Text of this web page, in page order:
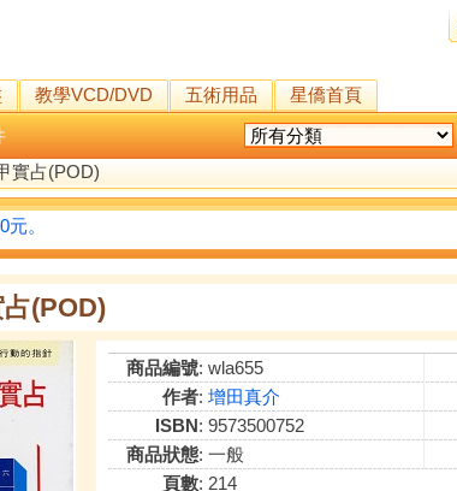
教學VCD/DVD 五術用品
星僑首頁
實占(POD)
。
(POD)
商品編號: wla655
作者: 增田真介
ISBN: 9573500752
商品狀態: 一般
頁數: 214